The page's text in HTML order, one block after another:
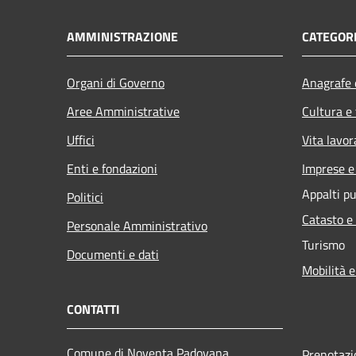
AMMINISTRAZIONE
Organi di Governo
Aree Amministrative
Uffici
Enti e fondazioni
Politici
Personale Amministrativo
Documenti e dati
Cultura
Vita
Imprese
Appalti
Catasto
Turismo
Mobilità
CONTATTI